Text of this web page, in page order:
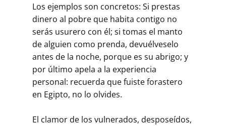
Los ejemplos son concretos: Si prestas
dinero al pobre que habita contigo no
serás usurero con él; si tomas el manto
de alguien como prenda, devuélveselo
antes de la noche, porque es su abrigo; y
por último apela a la experiencia
personal: recuerda que fuiste forastero
en Egipto, no lo olvides.
El clamor de los vulnerados, desposeídos,